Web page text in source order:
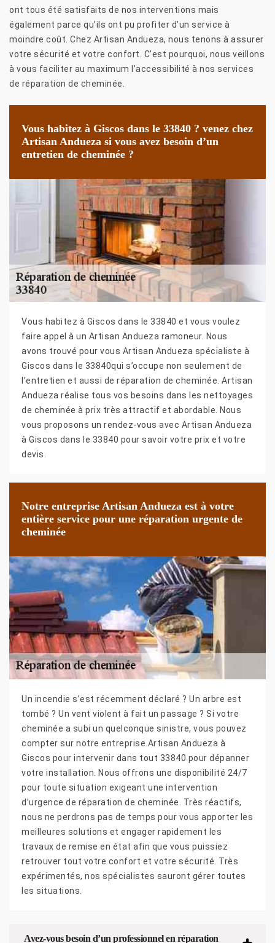
ont tous été satisfaits de nos interventions mais
également parce qu’ils ont pu profiter d’un service à
moindre coût. Chez Artisan Andueza, nous tenons à assurer
votre sécurité et votre confort. C’est pourquoi, nous veillons
à vous faciliter au maximum l’accessibilité à nos services
de réparation de cheminée.
Vous habitez à Giscos dans le 33840 ? venez chez
Artisan Andueza si vous avez besoin d’un
entretien de cheminée ?
Vous habitez à Giscos dans le 33840 et vous voulez
faire appel à un Artisan Andueza ramoneur. Nous
avons trouvé pour vous Artisan Andueza spécialiste à
Giscos dans le 33840qui s’occupe non seulement de
l’entretien et aussi de réparation de cheminée. Artisan
Andueza réalise tous vos besoins dans les nettoyages
de cheminée à prix très attractif et abordable. Nous
vous proposons un rendez-vous avec Artisan Andueza
à Giscos dans le 33840 pour savoir votre prix et votre
devis.
Notre entreprise Artisan Andueza est à votre
entière service pour une réparation urgente de
cheminée
Un incendie s’est récemment déclaré ? Un arbre est
tombé ? Un vent violent à fait un passage ? Si votre
cheminée a subi un quelconque sinistre, vous pouvez
compter sur notre entreprise Artisan Andueza à
Giscos pour intervenir dans tout 33840 pour dépanner
votre installation. Nous offrons une disponibilité 24/7
pour toute situation exigeant une intervention
d’urgence de réparation de cheminée. Très réactifs,
nous ne perdrons pas de temps pour vous apporter les
meilleures solutions et engager rapidement les
travaux de remise en état afin que vous puissiez
retrouver tout votre confort et votre sécurité. Très
expérimentés, nos spécialistes sauront gérer toutes
les situations.
Avez-vous besoin d’un professionnel en réparation